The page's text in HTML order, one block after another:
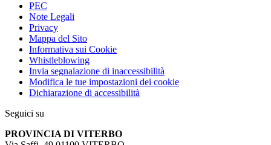
PEC
Note Legali
Privacy
Mappa del Sito
Informativa sui Cookie
Whistleblowing
Invia segnalazione di inaccessibilità
Modifica le tue impostazioni dei cookie
Dichiarazione di accessibilità
Seguici su
PROVINCIA DI VITERBO